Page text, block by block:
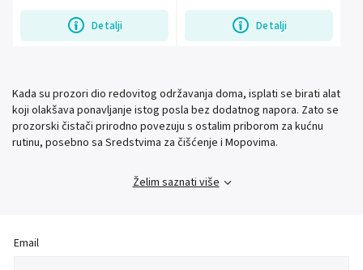
Detalji Detalji
Kada su prozori dio redovitog održavanja doma, isplati se birati alat
koji olakšava ponavljanje istog posla bez dodatnog napora. Zato se
prozorski čistači prirodno povezuju s ostalim priborom za kućnu
rutinu, posebno sa Sredstvima za čišćenje i Mopovima.
Želim saznati više
Email